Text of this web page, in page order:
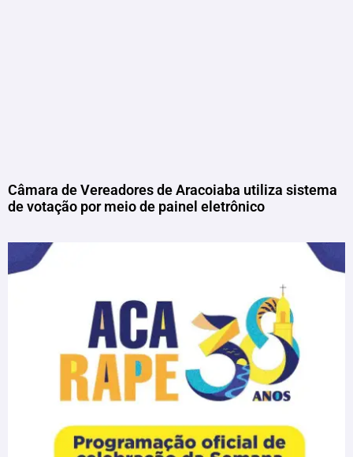
Câmara de Vereadores de Aracoiaba utiliza sistema
de votação por meio de painel eletrônico